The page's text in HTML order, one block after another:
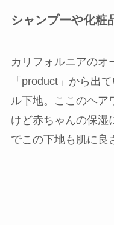
シャンプーや化粧
カリフォルニアのオ
「product」から出
ル下地。ここのヘア
けど赤ちゃんの保湿
でこの下地も肌に良